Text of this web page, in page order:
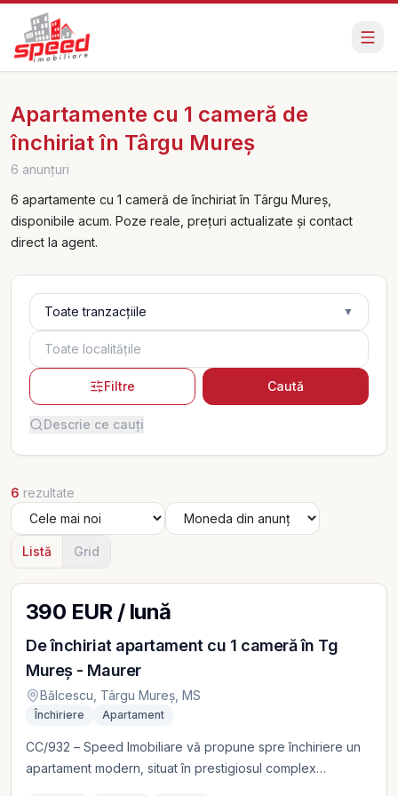
Apartamente cu 1 cameră de
închiriat în Târgu Mureș
6 anunțuri
6 apartamente cu 1 cameră de închiriat în Târgu Mureș,
disponibile acum. Poze reale, prețuri actualizate și contact
direct la agent.
Tranzacție
Toate tranzacțiile ▼
Localități
Filtre Caută
Descrie ce cauți
6 rezultate
Listă Grid
390 EUR / lună
De închiriat apartament cu 1 cameră în Tg
Mureș - Maurer
Bălcescu, Târgu Mureș, MS
Închiriere Apartament
CC/932 – Speed Imobiliare vă propune spre închiriere un
apartament modern, situat în prestigiosul complex